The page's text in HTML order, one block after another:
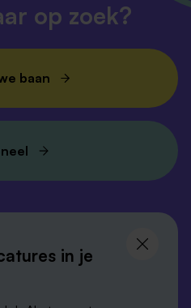
op zoek?
baan
hoogte
in je